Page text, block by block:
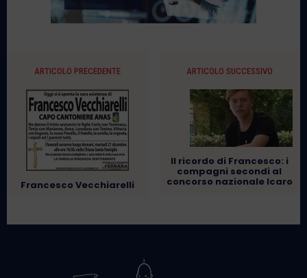
ARTICOLO PRECEDENTE
Francesco Vecchiarelli
ARTICOLO SUCCESSIVO
Il ricordo di Francesco: i
compagni secondi al
concorso nazionale Icaro